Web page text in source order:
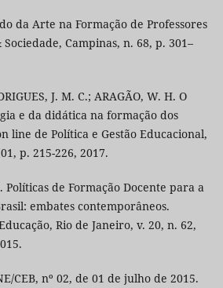
da Arte na Formação de Professores
Campinas, n. 68, p. 301–
J. M. C.; ARAGÃO, W. H. O
e da didática na formação dos
line de Política e Gestão Educacional,
p. 215-226, 2017.
Políticas de Formação Docente para a
embates contemporâneos.
Rio de Janeiro, v. 20, n. 62,
CEB, nº 02, de 01 de julho de 2015.